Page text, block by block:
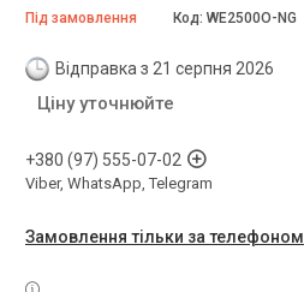
Під замовлення Код: WE2500O-NG
Відправка з 21 серпня 2026
Ціну уточнюйте
+380 (97) 555-07-02
Viber, WhatsApp, Telegram
Замовлення тільки за телефоном